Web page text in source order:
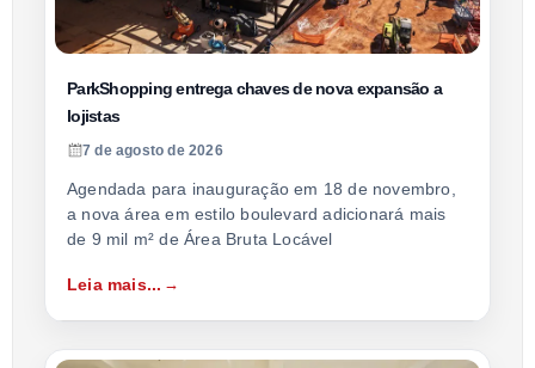
ParkShopping entrega chaves de nova expansão a
lojistas
7 de agosto de 2026
Agendada para inauguração em 18 de novembro,
a nova área em estilo boulevard adicionará mais
de 9 mil m² de Área Bruta Locável
Leia mais...